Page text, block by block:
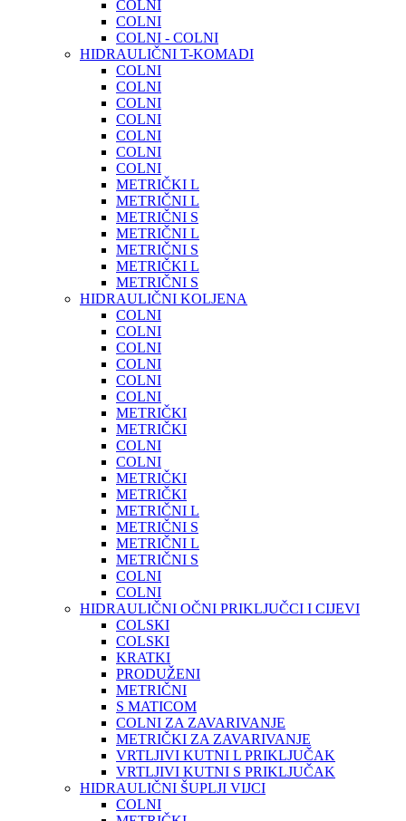
COLNI
COLNI
COLNI - COLNI
HIDRAULIČNI T-KOMADI
COLNI
COLNI
COLNI
COLNI
COLNI
COLNI
COLNI
METRIČKI L
METRIČNI L
METRIČNI S
METRIČNI L
METRIČNI S
METRIČKI L
METRIČNI S
HIDRAULIČNI KOLJENA
COLNI
COLNI
COLNI
COLNI
COLNI
COLNI
METRIČKI
METRIČKI
COLNI
COLNI
METRIČKI
METRIČKI
METRIČNI L
METRIČNI S
METRIČNI L
METRIČNI S
COLNI
COLNI
HIDRAULIČNI OČNI PRIKLJUČCI I CIJEVI
COLSKI
COLSKI
KRATKI
PRODUŽENI
METRIČNI
S MATICOM
COLNI ZA ZAVARIVANJE
METRIČKI ZA ZAVARIVANJE
VRTLJIVI KUTNI L PRIKLJUČAK
VRTLJIVI KUTNI S PRIKLJUČAK
HIDRAULIČNI ŠUPLJI VIJCI
COLNI